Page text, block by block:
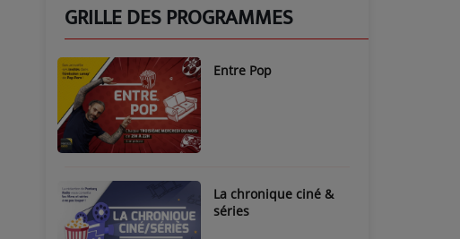
GRILLE DES PROGRAMMES
Entre Pop
La chronique ciné &
séries